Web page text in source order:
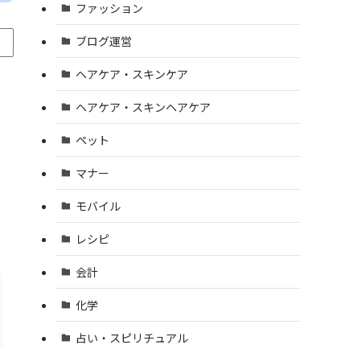
ファッション
ブログ運営
ヘアケア・スキンケア
ヘアケア・スキンヘアケア
ペット
マナー
モバイル
レシピ
会計
化学
占い・スピリチュアル